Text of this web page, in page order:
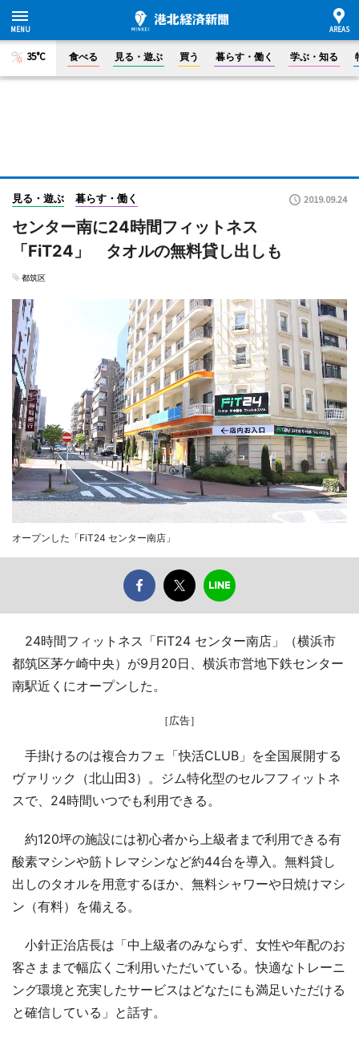
35°C 食べる 見る・遊ぶ 買う 暮らす・働く 学ぶ・知る
見る・遊ぶ 暮らす・働く 2019.09.24
センター南に24時間フィットネス
「FiT24」 タオルの無料貸し出しも
都筑区
オープンした「FiT24 センター南店」
24時間フィットネス「FiT24 センター南店」（横浜市
都筑区茅ケ崎中央）が9月20日、横浜市営地下鉄センター
南駅近くにオープンした。
［広告］
手掛けるのは複合カフェ「快活CLUB」を全国展開する
ヴァリック（北山田3）。ジム特化型のセルフフィットネ
スで、24時間いつでも利用できる。
約120坪の施設には初心者から上級者まで利用できる有
酸素マシンや筋トレマシンなど約44台を導入。無料貸し
出しのタオルを用意するほか、無料シャワーや日焼けマシ
ン（有料）を備える。
小針正治店長は「中上級者のみならず、女性や年配のお
客さままで幅広くご利用いただいている。快適なトレーニ
ング環境と充実したサービスはどなたにも満足いただける
と確信している」と話す。